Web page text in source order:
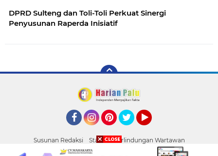
DPRD Sulteng dan Toli-Toli Perkuat Sinergi
Penyusunan Raperda Inisiatif
Susunan Redaksi
Standar Perlindungan Wartawan
Pasang Iklan
Tentang Kami Pedoman Media Siber